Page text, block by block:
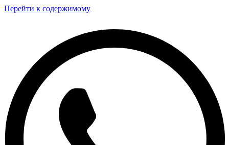
Перейти к содержимому